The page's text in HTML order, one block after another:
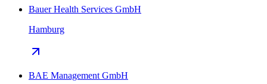
Bauer Health Services GmbH
Hamburg
BAE Management GmbH